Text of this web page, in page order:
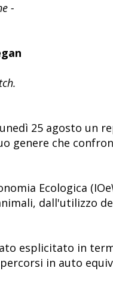
-
25 agosto un
genere che
Ecologica
dall'utilizzo
esplicitato in
in auto